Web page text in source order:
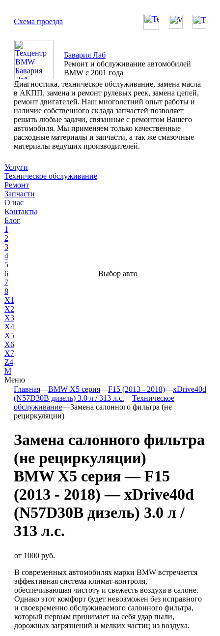
Схема проезда
Бавария Лаб
Ремонт и обслуживание автомобилей
BMW с 2001 года
Диагностика, техническое обслуживание, замена масла
в АКПП, замена и ремонт рулевых реек, замена цепей,
ремонт двигателей. Наш многолетний опыт работы и
наличие собственного склада запчастей позволяет
решать любые задачи, связанные с ремонтом Вашего
автомобиля. Мы применяем только качественные
расходные материалы и запчасти, а так же смазочные
материалы ведущих производителей.
Услуги
Техническое обслуживание
Ремонт
Запчасти
О нас
Контакты
Блог
1
2
3
4
5
6
7
8
X1
X2
X3
X4
X5
X6
X7
Z4
М
Меню
Выбор авто
Главная—BMW X5 серия—F15 (2013 - 2018)—xDrive40d
(N57D30B дизель) 3.0 л / 313 л.с.—Техническое
обслуживание—Замена салонного фильтра (не
рециркуляции)
Замена салонного фильтра
(не рециркуляции)
BMW X5 серия — F15
(2013 - 2018) — xDrive40d
(N57D30B дизель) 3.0 л /
313 л.с.
от 1000 руб.
В современных автомобилях марки BMW встречается
эффективная система климат-контроля,
обеспечивающая чистоту и свежесть воздуха в салоне.
Однако этот комфорт будет невозможен без исправного
и своевременно обслуживаемого салонного фильтра,
который первым принимает на себя удар пыли,
дорожных загрязнений и мелких частиц из воздуха.